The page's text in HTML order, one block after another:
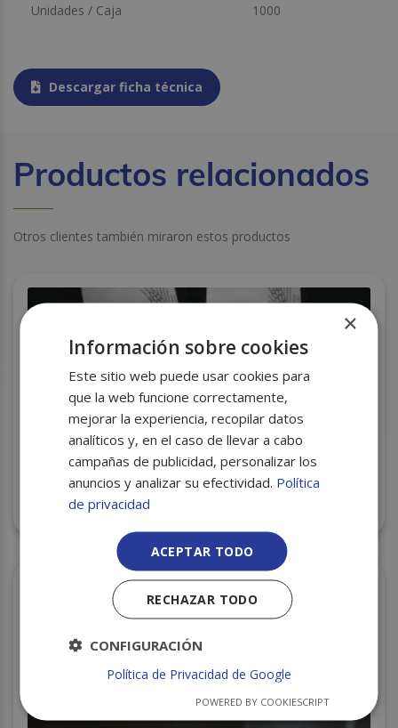
Unidades / Caja 1000
Descargar ficha técnica
Productos relacionados
Otros clientes también miraron estos productos
BOLSA PAPEL 18+7X34 BLANCA NEVAPLAST
×
Información sobre cookies
Este sitio web puede usar cookies para
que la web funcione correctamente,
mejorar la experiencia, recopilar datos
analíticos y, en el caso de llevar a cabo
campañas de publicidad, personalizar los
anuncios y analizar su efectividad. Política
de privacidad
ACEPTAR TODO
RECHAZAR TODO
CONFIGURACIÓN
Política de Privacidad de Google
POWERED BY COOKIESCRIPT